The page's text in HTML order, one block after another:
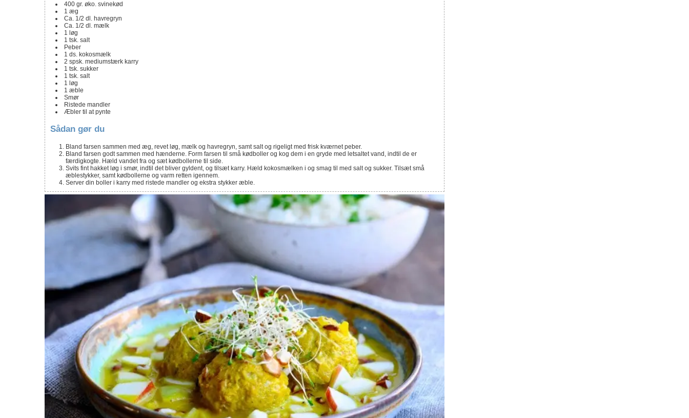
400 gr. øko. svinekød
1 æg
Ca. 1/2 dl. havregryn
Ca. 1/2 dl. mælk
1 løg
1 tsk. salt
Peber
1 ds. kokosmælk
2 spsk. mediumstærk karry
1 tsk. sukker
1 tsk. salt
1 løg
1 æble
Smør
Ristede mandler
Æbler til at pynte
Sådan gør du
Bland farsen sammen med æg, revet løg, mælk og havregryn, samt salt og rigeligt med frisk kværnet peber.
Bland farsen godt sammen med hænderne. Form farsen til små kødboller og kog dem i en gryde med letsaltet vand, indtil de er
færdigkogte. Hæld vandet fra og sæt kødbollerne til side.
Svits fint hakket løg i smør, indtil det bliver gyldent, og tilsæt karry. Hæld kokosmælken i og smag til med salt og sukker. Tilsæt små
æblestykker, samt kødbollerne og varm retten igennem.
Server din boller i karry med ristede mandler og ekstra stykker æble.